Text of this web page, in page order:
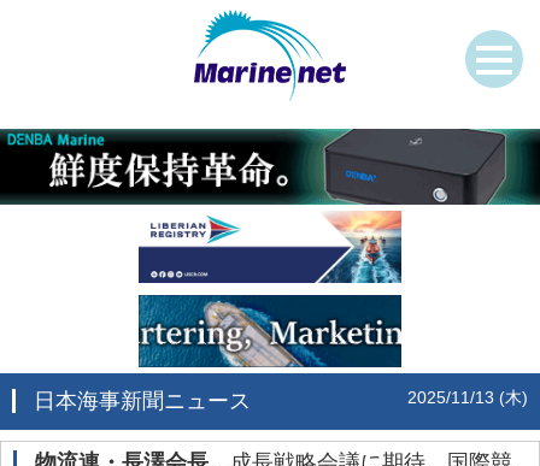
日本海事新聞ニュース 2025/11/13 (木)